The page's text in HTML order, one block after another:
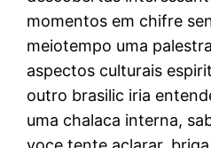
momentos em chifre
meiotempo uma
aspectos culturais
outro brasilic iria
uma chalaca interna,